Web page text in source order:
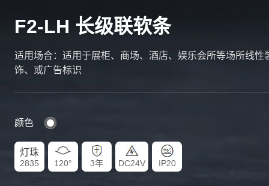
F2-LH 长级联软条
适用场合：适用于展柜、商场、酒店、娱乐会所等场所线性
饰、或广告标识
颜色
灯珠
2835 120° 3年 DC24V IP20